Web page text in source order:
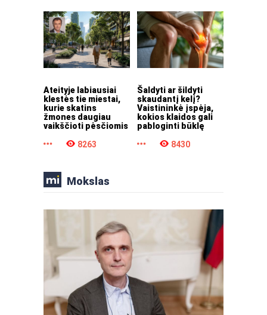
Ateityje labiausiai
klestės tie miestai,
kurie skatins
žmones daugiau
vaikščioti pėsčiomis
8263
Šaldyti ar šildyti
skaudantį kelį?
Vaistininkė įspėja,
kokios klaidos gali
pabloginti būklę
8430
Mokslas